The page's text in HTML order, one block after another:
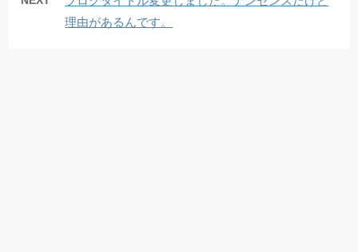
理由があるんです。